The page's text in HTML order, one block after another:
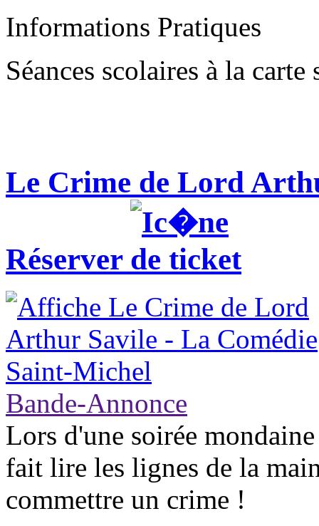
Informations Pratiques
Séances scolaires à la carte
Le Crime de Lord
Réserver
Bande-Annonce
Lors d'une soirée
fait lire les lignes de la
commettre un crime !